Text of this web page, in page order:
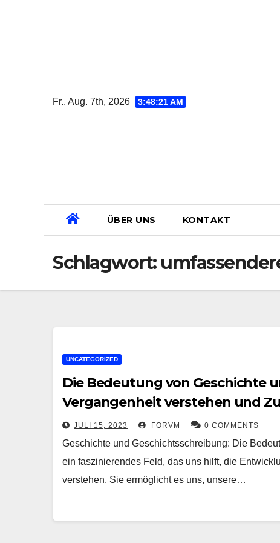
Fr.. Aug. 7th, 2026 3:48:22 AM
ÜBER UNS KONTAKT
Schlagwort:
UNCATEGORIZED
Die Bedeutung von Geschichte
Vergangenheit verstehen und
JULI 15, 2023 FORVM 0 COMMENTS
Geschichte und Geschichtsschreibung: Die
ein faszinierendes Feld, das uns hilft, die
verstehen. Sie ermöglicht es uns, unsere…